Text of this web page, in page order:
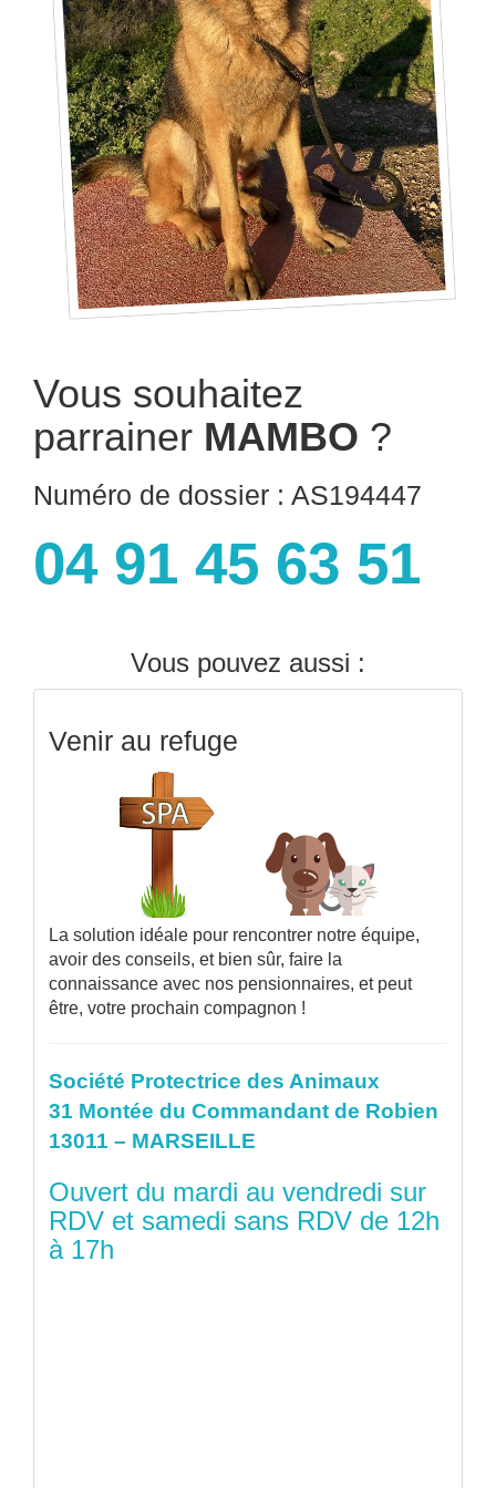
Vous souhaitez
parrainer MAMBO ?
Numéro de dossier : AS194447
04 91 45 63 51
Vous pouvez aussi :
Venir au refuge
La solution idéale pour rencontrer notre équipe,
avoir des conseils, et bien sûr, faire la
connaissance avec nos pensionnaires, et peut
être, votre prochain compagnon !
Société Protectrice des Animaux
31 Montée du Commandant de Robien
13011 – MARSEILLE
Ouvert du mardi au vendredi sur
RDV et samedi sans RDV de 12h
à 17h